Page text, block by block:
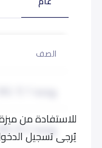
للاستفادة من
يُرجى تسجيل
الصف
روضة 2 (KG 2)